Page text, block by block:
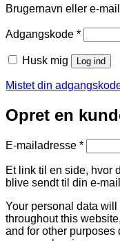
Brugernavn eller e-
Adgangskode *
Husk mig Log ind
Mistet din
Opret en
E-mailadresse *
Et link til en side, hvor
blive sendt til din e-
Your personal data
throughout this
and for other purposes